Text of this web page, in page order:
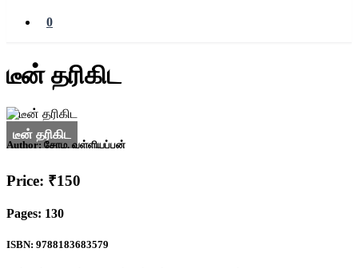
0
டீன் தரிகிட
Author: சோம. வள்ளியப்பன்
Price: ₹150
Pages: 130
ISBN: 9788183683579